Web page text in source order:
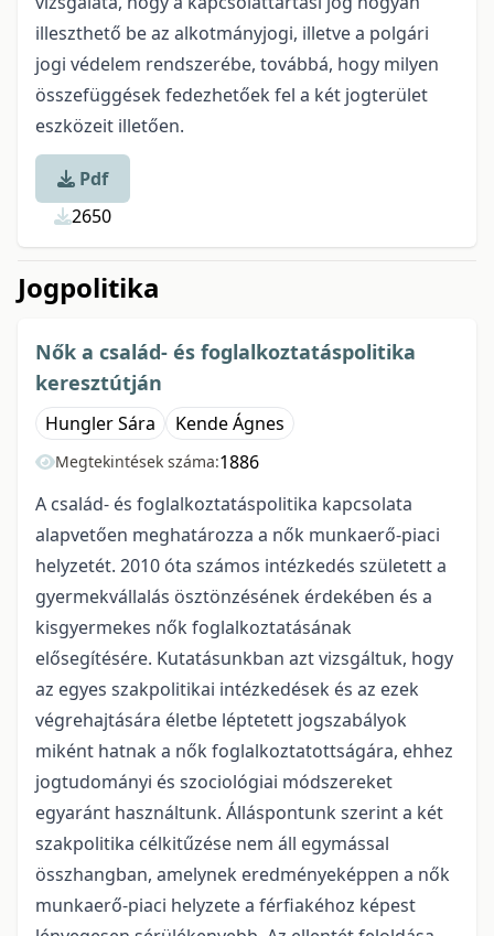
illeszthető be az alkotmányjogi, illetve a polgári
jogi védelem rendszerébe, továbbá, hogy milyen
összefüggések fedezhetőek fel a két jogterület
eszközeit illetően.
Pdf
2650
Jogpolitika
Nők a család- és foglalkoztatáspolitika
keresztútján
Hungler Sára Kende Ágnes
Megtekintések száma:1886
A család- és foglalkoztatáspolitika kapcsolata
alapvetően meghatározza a nők munkaerő-piaci
helyzetét. 2010 óta számos intézkedés született a
gyermekvállalás ösztönzésének érdekében és a
kisgyermekes nők foglalkoztatásának
elősegítésére. Kutatásunkban azt vizsgáltuk, hogy
az egyes szakpolitikai intézkedések és az ezek
végrehajtására életbe léptetett jogszabályok
miként hatnak a nők foglalkoztatottságára, ehhez
jogtudományi és szociológiai módszereket
egyaránt használtunk. Álláspontunk szerint a két
szakpolitika célkitűzése nem áll egymással
összhangban, amelynek eredményeképpen a nők
munkaerő-piaci helyzete a férfiakéhoz képest